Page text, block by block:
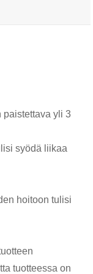
paistettava yli 3
syödä liikaa
hoitoon tulisi
tuotteessa on